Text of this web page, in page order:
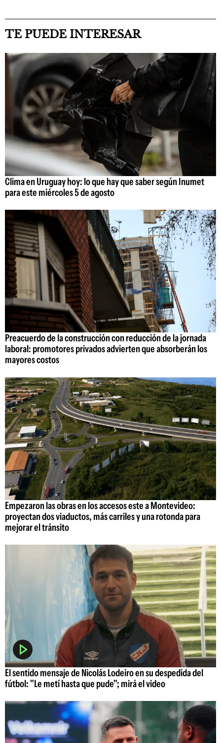
TE PUEDE INTERESAR
Clima en Uruguay hoy: lo que hay que saber según Inumet
para este miércoles 5 de agosto
Preacuerdo de la construcción con reducción de la jornada
laboral: promotores privados advierten que absorberán los
mayores costos
Empezaron las obras en los accesos este a Montevideo:
proyectan dos viaductos, más carriles y una rotonda para
mejorar el tránsito
El sentido mensaje de Nicolás Lodeiro en su despedida del
fútbol: "Le metí hasta que pude"; mirá el video